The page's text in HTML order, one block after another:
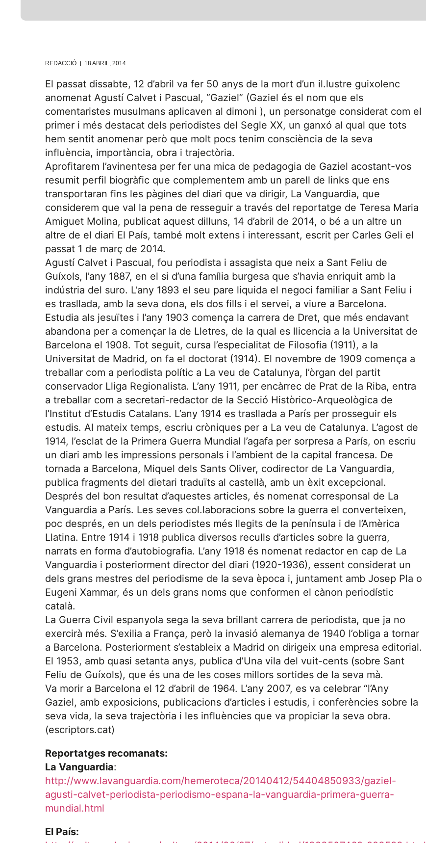
REDACCIÓ 18 ABRIL, 2014
El passat dissabte, 12 d’abril va fer 50 anys de la mort d’un il.lustre guixolenc
anomenat Agustí Calvet i Pascual, “Gaziel” (Gaziel és el nom que els
comentaristes musulmans aplicaven al dimoni ), un personatge considerat com el
primer i més destacat dels periodistes del Segle XX, un ganxó al qual que tots
hem sentit anomenar però que molt pocs tenim consciència de la seva
influència, importància, obra i trajectòria.
Aprofitarem l’avinentesa per fer una mica de pedagogia de Gaziel acostant-vos
resumit perfil biogràfic que complementem amb un parell de links que ens
transportaran fins les pàgines del diari que va dirigir, La Vanguardia, que
considerem que val la pena de resseguir a través del reportatge de Teresa Maria
Amiguet Molina, publicat aquest dilluns, 14 d’abril de 2014, o bé a un altre un
altre de el diari El País, també molt extens i interessant, escrit per Carles Geli el
passat 1 de març de 2014.
Agustí Calvet i Pascual, fou periodista i assagista que neix a Sant Feliu de
Guíxols, l’any 1887, en el si d’una família burgesa que s’havia enriquit amb la
indústria del suro. L’any 1893 el seu pare liquida el negoci familiar a Sant Feliu i
es trasllada, amb la seva dona, els dos fills i el servei, a viure a Barcelona.
Estudia als jesuïtes i l’any 1903 comença la carrera de Dret, que més endavant
abandona per a començar la de Lletres, de la qual es llicencia a la Universitat de
Barcelona el 1908. Tot seguit, cursa l’especialitat de Filosofia (1911), a la
Universitat de Madrid, on fa el doctorat (1914). El novembre de 1909 comença a
treballar com a periodista polític a La veu de Catalunya, l’òrgan del partit
conservador Lliga Regionalista. L’any 1911, per encàrrec de Prat de la Riba, entra
a treballar com a secretari-redactor de la Secció Històrico-Arqueològica de
l’Institut d’Estudis Catalans. L’any 1914 es trasllada a París per prosseguir els
estudis. Al mateix temps, escriu cròniques per a La veu de Catalunya. L’agost de
1914, l’esclat de la Primera Guerra Mundial l’agafa per sorpresa a París, on escriu
un diari amb les impressions personals i l’ambient de la capital francesa. De
tornada a Barcelona, Miquel dels Sants Oliver, codirector de La Vanguardia,
publica fragments del dietari traduïts al castellà, amb un èxit excepcional.
Després del bon resultat d’aquestes articles, és nomenat corresponsal de La
Vanguardia a París. Les seves col.laboracions sobre la guerra el converteixen,
poc després, en un dels periodistes més llegits de la península i de l’Amèrica
Llatina. Entre 1914 i 1918 publica diversos reculls d’articles sobre la guerra,
narrats en forma d’autobiografia. L’any 1918 és nomenat redactor en cap de La
Vanguardia i posteriorment director del diari (1920-1936), essent considerat un
dels grans mestres del periodisme de la seva època i, juntament amb Josep Pla o
Eugeni Xammar, és un dels grans noms que conformen el cànon periodístic
català.
La Guerra Civil espanyola sega la seva brillant carrera de periodista, que ja no
exercirà més. S’exilia a França, però la invasió alemanya de 1940 l’obliga a tornar
a Barcelona. Posteriorment s’estableix a Madrid on dirigeix una empresa editorial.
El 1953, amb quasi setanta anys, publica d’Una vila del vuit-cents (sobre Sant
Feliu de Guíxols), que és una de les coses millors sortides de la seva mà.
Va morir a Barcelona el 12 d’abril de 1964. L’any 2007, es va celebrar “l’Any
Gaziel, amb exposicions, publicacions d’articles i estudis, i conferències sobre la
seva vida, la seva trajectòria i les influències que va propiciar la seva obra.
(escriptors.cat)
Reportatges recomanats:
La Vanguardia:
http://www.lavanguardia.com/hemeroteca/20140412/54404850933/gaziel-
agusti-calvet-periodista-periodismo-espana-la-vanguardia-primera-guerra-
mundial.html
El País: